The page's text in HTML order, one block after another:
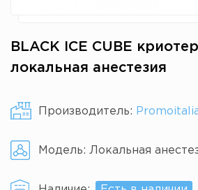
BLACK ICE CUBE
локальная анестезия
Производитель:
Модель: Локальная